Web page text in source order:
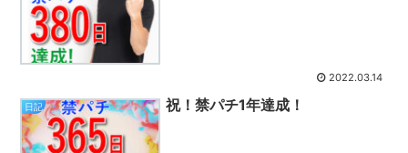
2022.03.14
日記 祝！禁パチ1年達成！